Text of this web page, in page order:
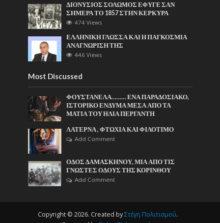
ΔΙΟΝΥΣΙΟΣ ΣΟΛΩΜΟΣ ΕΦΥΓΕ ΣΑΝ
ΣΗΜΕΡΑ ΤΟ 1857 ΣΤΗΝ ΚΕΡΚΥΡΑ
474 Views
ΕΛΛΗΝΙΚΗ ΓΛΩΣΣΑ ΚΑΙ Η ΠΑΓΚΟΣΜΙΑ
ΑΝΑΓΝΩΡΙΣΗ ΤΗΣ
446 Views
Most Discussed
ΦΟΥΣΤΑΝΕΛΑ……… ΕΝΑ ΠΑΡΑΔΟΣΙΑΚΟ,
ΙΣΤΟΡΙΚΟ ΕΝΔΥΜΑ ΜΕΣΑ ΑΠΟ ΤΑ
ΜΑΤΙΑ ΤΟΥ ΗΛΙΑ ΠΕΡΓΑΝΤΗ
ΛΑΤΕΡΝΑ , ΦΤΩΧΙΑ ΚΑΙ ΦΙΛΟΤΙΜΟ
Add Comment
ΟΔΟΣ ΔΑΜΑΣΚΗΝΟΥ, ΜΙΑ ΑΠΟ ΤΙΣ
ΓΝΩΣΤΕΣ ΟΔΟΥΣ ΤΗΣ ΚΟΡΙΝΘΟΥ
Add Comment
Copyright © 2026. Created byΣτέγη Πολιτισμού.